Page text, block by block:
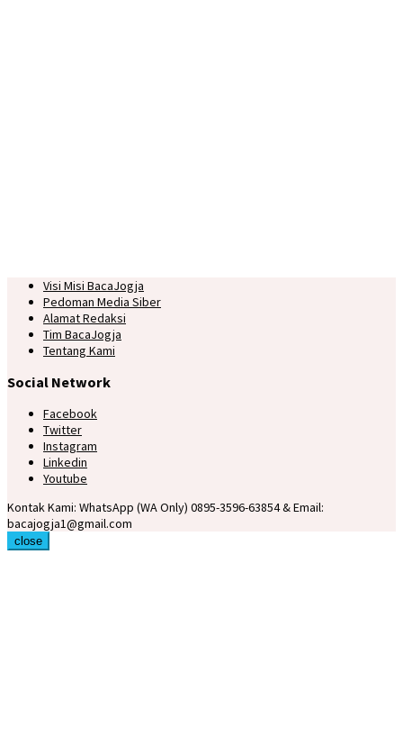
Visi Misi BacaJogja
Pedoman Media Siber
Alamat Redaksi
Tim BacaJogja
Tentang Kami
Social Network
Facebook
Twitter
Instagram
Linkedin
Youtube
Kontak Kami: WhatsApp (WA Only) 0895-3596-63854 & Email:
bacajogja1@gmail.com
close